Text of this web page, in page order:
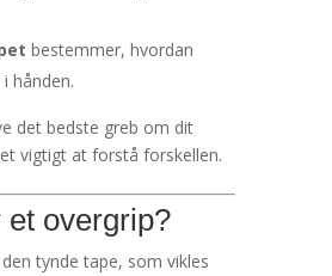
bestemmer, hvordan
hånden.
det bedste greb om dit
vigtigt at forstå forskellen.
et overgrip?
tynde tape, som vikles